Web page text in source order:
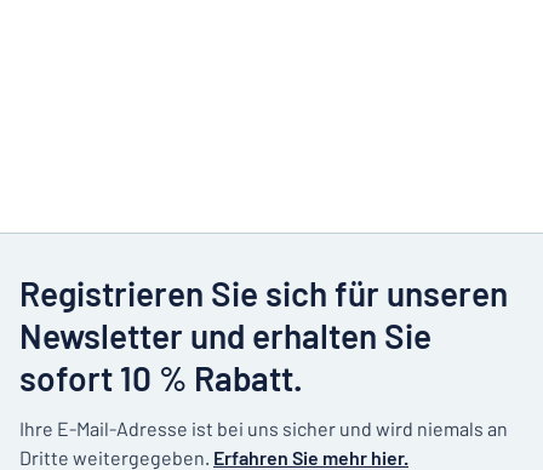
Registrieren Sie sich für unseren
Newsletter und erhalten Sie
sofort 10 % Rabatt.
Ihre E-Mail-Adresse ist bei uns sicher und wird niemals an
Dritte weitergegeben. Erfahren Sie mehr hier.